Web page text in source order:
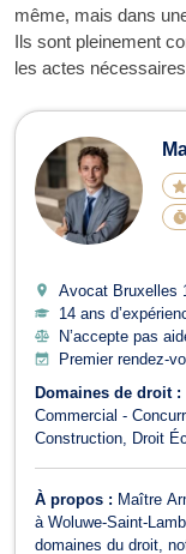
même, mais dans
Ils sont pleinement
les actes
Avocat Bruxelles
14 ans
N’accepte pas
Premier rendez-
Domaines de droit :
Commercial -
Construction
Droit
À propos : Maître
à Woluwe-Saint-
domaines du droit,